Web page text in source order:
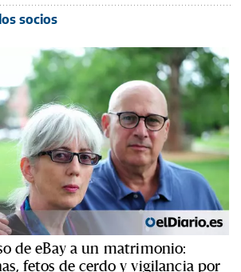
socios
de eBay a un matrimonio:
fetos de cerdo y vigilancia por